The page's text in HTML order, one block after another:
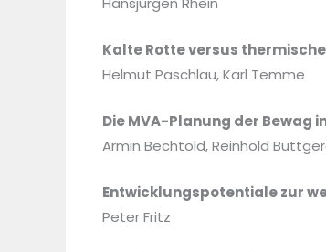
Kalte Rotte versus
Helmut Paschlau, Karl Temme
Die MVA-Planung der
Armin Bechtold, Reinhold
Entwicklungspotentiale zur
Peter Fritz